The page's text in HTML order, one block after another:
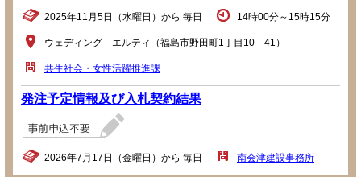
2025年11月5日（水曜日）から 毎日 14時00分～15時15分
ウェディング エルティ（福島市野田町1丁目10－41）
共生社会・女性活躍推進課
発注予定情報及び入札契約結果
2026年7月17日（金曜日）から 毎日 南会津建設事務所